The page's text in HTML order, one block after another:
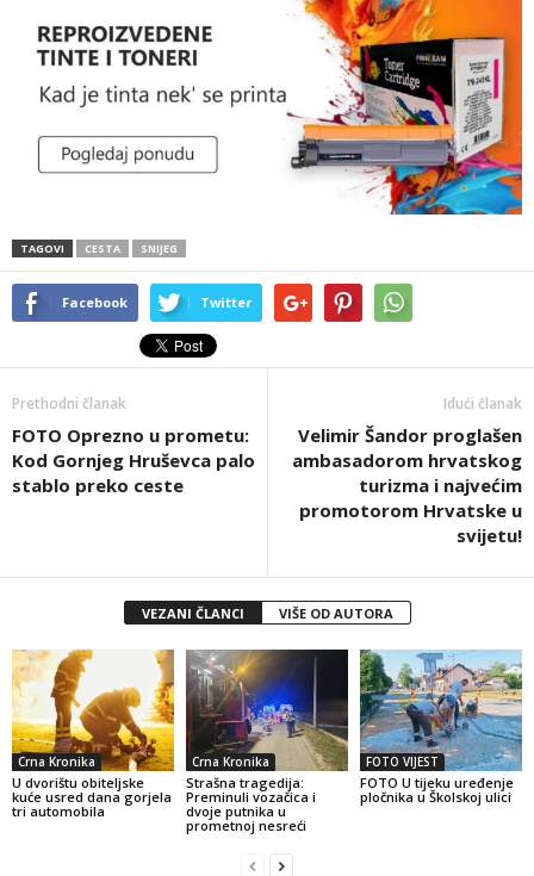
TAGOVI CESTA SNIJEG
Facebook Twitter
Prethodni članak
FOTO Oprezno u prometu:
Kod Gornjeg Hruševca palo
stablo preko ceste
Idući članak
Velimir Šandor proglašen
ambasadorom hrvatskog
turizma i najvećim
promotorom Hrvatske u
svijetu!
VEZANI ČLANCI VIŠE OD AUTORA
Crna Kronika
U dvorištu obiteljske
kuće usred dana gorjela
tri automobila
Crna Kronika
Strašna tragedija:
Preminuli vozačica i
dvoje putnika u
prometnoj nesreći
FOTO VIJEST
FOTO U tijeku uređenje
pločnika u Školskoj ulici